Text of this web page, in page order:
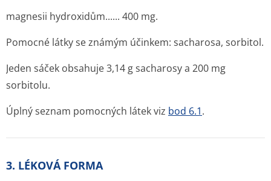
magnesii hydroxidům...... 400 mg.
Pomocné látky se známým účinkem: sacharosa, sorbitol.
Jeden sáček obsahuje 3,14 g sacharosy a 200 mg
sorbitolu.
Úplný seznam pomocných látek viz bod 6.1.
3. LÉKOVÁ FORMA